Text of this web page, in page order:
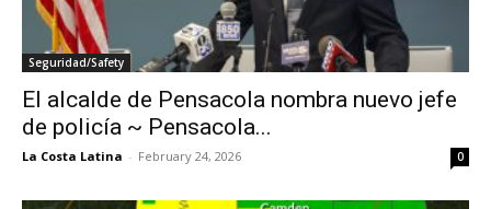
Seguridad/Safety
El alcalde de Pensacola nombra nuevo jefe
de policía ~ Pensacola...
La Costa Latina - February 24, 2026 0